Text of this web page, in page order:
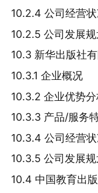
10.2.4 公司经营
10.2.5 公司发展规
10.3 新华出版社
10.3.1 企业概况
10.3.2 企业优势
10.3.3 产品/服务
10.3.4 公司经营
10.3.5 公司发展规
10.4 中国教育出